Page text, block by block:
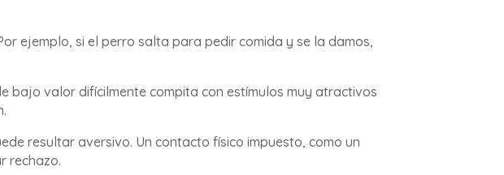
ejemplo, si el perro salta para pedir comida y se la damos,
bajo valor difícilmente compita con estímulos muy atractivos
resultar aversivo. Un contacto físico impuesto, como un
rechazo.